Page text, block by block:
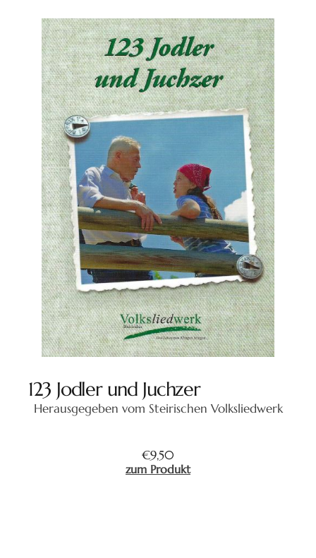
123 Jodler und Juchzer
Herausgegeben vom Steirischen Volksliedwerk
€9,50
zum Produkt